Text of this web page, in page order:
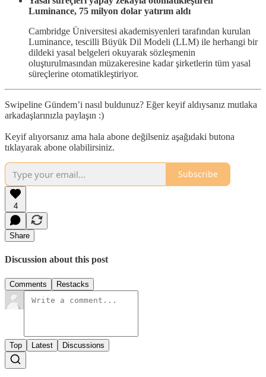
Luminance, 75 milyon dolar yatırım aldı
Cambridge Üniversitesi akademisyenleri tarafından kurulan
Luminance, tescilli Büyük Dil Modeli (LLM) ile herhangi bir
dildeki yasal belgeleri okuyarak sözleşmenin
oluşturulmasından müzakeresine kadar şirketlerin tüm yasal
süreçlerine otomatikleştiriyor.
Swipeline Gündem’i nasıl buldunuz? Eğer keyif aldıysanız mutlaka
arkadaşlarınızla paylaşın :)
Keyif alıyorsanız ama hala abone değilseniz aşağıdaki butona
tıklayarak abone olabilirsiniz.
Subscribe
4
Share
Discussion about this post
Comments Restacks
Top Latest Discussions